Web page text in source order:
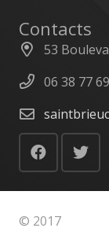
Contacts
53
06 38 77
© 2017